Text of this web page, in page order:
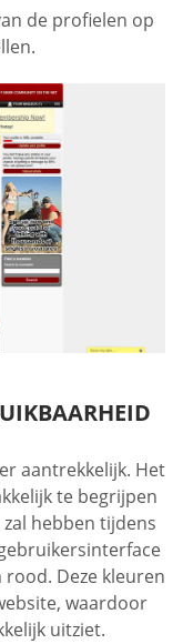
de profielen op
aantrekkelijk. Het
te begrijpen
hebben tijdens
Deze kleuren
waardoor
uitziet.